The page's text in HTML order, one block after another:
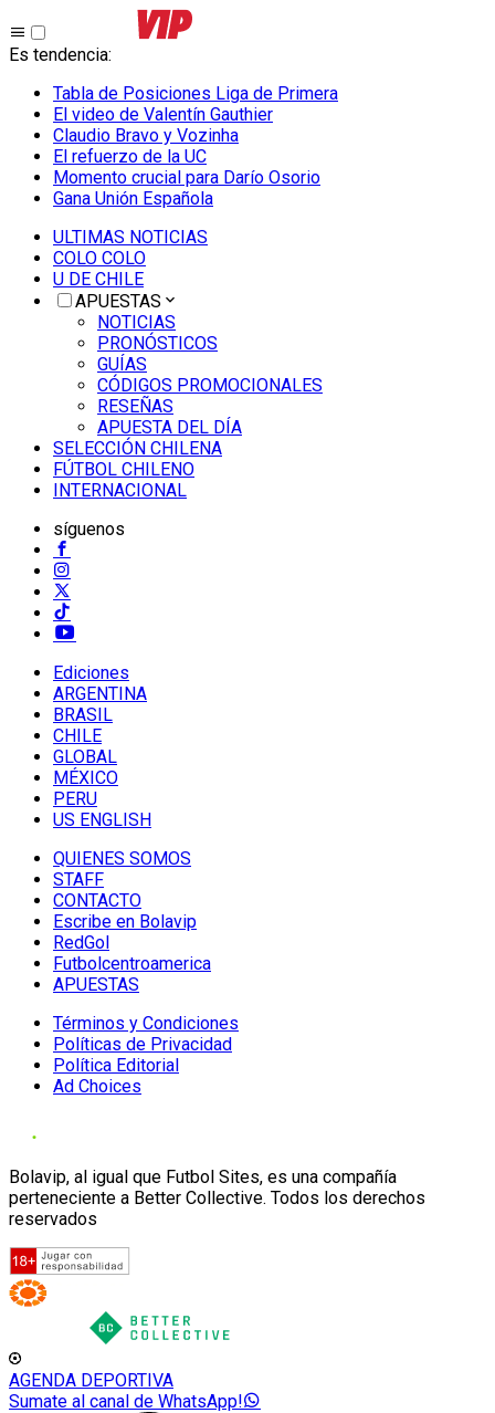
Es tendencia:
Tabla de Posiciones Liga de Primera
El video de Valentín Gauthier
Claudio Bravo y Vozinha
El refuerzo de la UC
Momento crucial para Darío Osorio
Gana Unión Española
ULTIMAS NOTICIAS
COLO COLO
U DE CHILE
APUESTAS
NOTICIAS
PRONÓSTICOS
GUÍAS
CÓDIGOS PROMOCIONALES
RESEÑAS
APUESTA DEL DÍA
SELECCIÓN CHILENA
FÚTBOL CHILENO
INTERNACIONAL
síguenos
Ediciones
ARGENTINA
BRASIL
CHILE
GLOBAL
MÉXICO
PERU
US ENGLISH
QUIENES SOMOS
STAFF
CONTACTO
Escribe en Bolavip
RedGol
Futbolcentroamerica
APUESTAS
Términos y Condiciones
Políticas de Privacidad
Política Editorial
Ad Choices
Bolavip, al igual que Futbol Sites, es una compañía
perteneciente a Better Collective. Todos los derechos
reservados
AGENDA DEPORTIVA
Sumate al canal de WhatsApp!